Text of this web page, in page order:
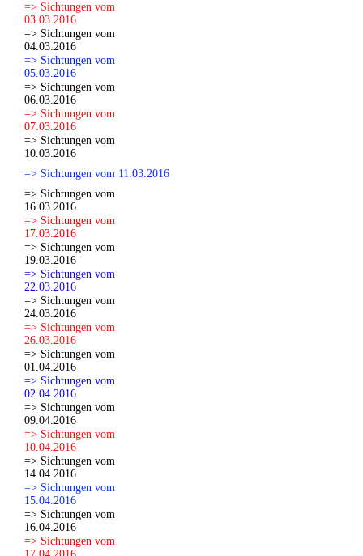
=> Sichtungen vom
03.03.2016
=> Sichtungen vom
04.03.2016
=> Sichtungen vom
05.03.2016
=> Sichtungen vom
06.03.2016
=> Sichtungen vom
07.03.2016
=> Sichtungen vom
10.03.2016
=> Sichtungen vom 11.03.2016
=> Sichtungen vom
16.03.2016
=> Sichtungen vom
17.03.2016
=> Sichtungen vom
19.03.2016
=> Sichtungen vom
22.03.2016
=> Sichtungen vom
24.03.2016
=> Sichtungen vom
26.03.2016
=> Sichtungen vom
01.04.2016
=> Sichtungen vom
02.04.2016
=> Sichtungen vom
09.04.2016
=> Sichtungen vom
10.04.2016
=> Sichtungen vom
14.04.2016
=> Sichtungen vom
15.04.2016
=> Sichtungen vom
16.04.2016
=> Sichtungen vom